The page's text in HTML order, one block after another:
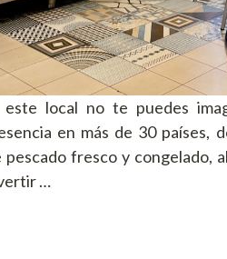
este local no te puedes
en más de 30 países,
pescado fresco y congelado,
…